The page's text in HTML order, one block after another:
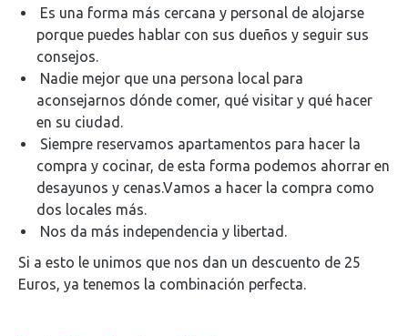
Es una forma más cercana y personal de alojarse
porque puedes hablar con sus dueños y seguir sus
consejos.
Nadie mejor que una persona local para
aconsejarnos dónde comer, qué visitar y qué hacer
en su ciudad.
Siempre reservamos apartamentos para hacer la
compra y cocinar, de esta forma podemos ahorrar en
desayunos y cenas.Vamos a hacer la compra como
dos locales más.
Nos da más independencia y libertad.
Si a esto le unimos que nos dan un descuento de 25
Euros, ya tenemos la combinación perfecta.